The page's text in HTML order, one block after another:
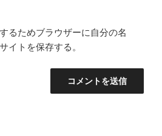
るためブラウザーに自分の名
イトを保存する。